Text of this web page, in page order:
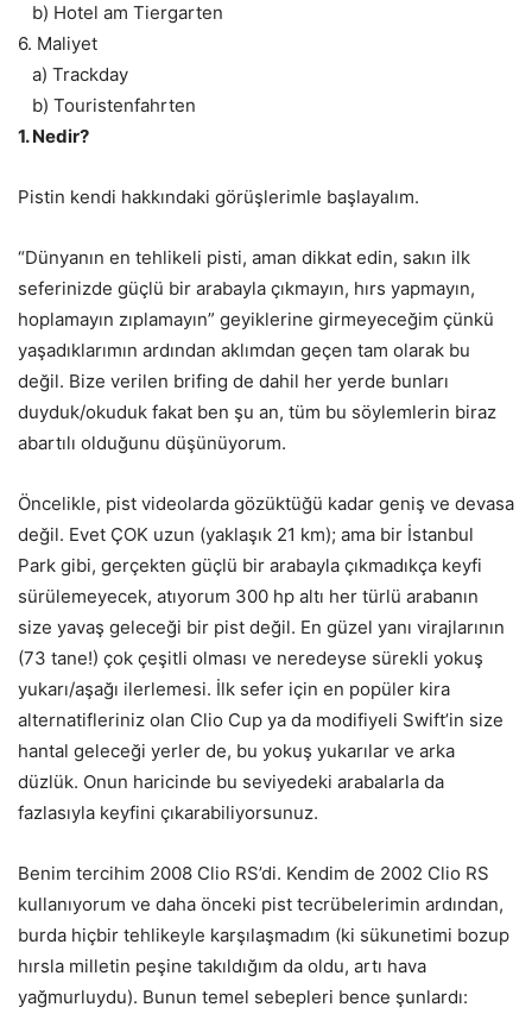
b) Hotel am Tiergarten
6. Maliyet
a) Trackday
b) Touristenfahrten
1. Nedir?
Pistin kendi hakkındaki görüşlerimle başlayalım.
“Dünyanın en tehlikeli pisti, aman dikkat edin, sakın ilk
seferinizde güçlü bir arabayla çıkmayın, hırs yapmayın,
hoplamayın zıplamayın” geyiklerine girmeyeceğim çünkü
yaşadıklarımın ardından aklımdan geçen tam olarak bu
değil. Bize verilen brifing de dahil her yerde bunları
duyduk/okuduk fakat ben şu an, tüm bu söylemlerin biraz
abartılı olduğunu düşünüyorum.
Öncelikle, pist videolarda gözüktüğü kadar geniş ve devasa
değil. Evet ÇOK uzun (yaklaşık 21 km); ama bir İstanbul
Park gibi, gerçekten güçlü bir arabayla çıkmadıkça keyfi
sürülemeyecek, atıyorum 300 hp altı her türlü arabanın
size yavaş geleceği bir pist değil. En güzel yanı virajlarının
(73 tane!) çok çeşitli olması ve neredeyse sürekli yokuş
yukarı/aşağı ilerlemesi. İlk sefer için en popüler kira
alternatifleriniz olan Clio Cup ya da modifiyeli Swift’in size
hantal geleceği yerler de, bu yokuş yukarılar ve arka
düzlük. Onun haricinde bu seviyedeki arabalarla da
fazlasıyla keyfini çıkarabiliyorsunuz.
Benim tercihim 2008 Clio RS’di. Kendim de 2002 Clio RS
kullanıyorum ve daha önceki pist tecrübelerimin ardından,
burda hiçbir tehlikeyle karşılaşmadım (ki sükunetimi bozup
hırsla milletin peşine takıldığım da oldu, artı hava
yağmurluydu). Bunun temel sebepleri bence şunlardı: